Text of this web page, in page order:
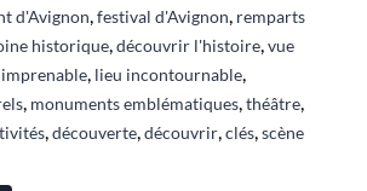
d'Avignon,festival d'Avignon, remparts
historique,découvrir l'histoire,vue
, lieu incontournable,
, monuments emblématiques,théâtre,
,découverte,découvrir,clés,scène